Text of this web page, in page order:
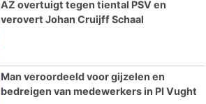
AZ overtuigt tegen tiental PSV en
verovert Johan Cruijff Schaal
Man veroordeeld voor gijzelen en
bedreigen van medewerkers in PI Vught